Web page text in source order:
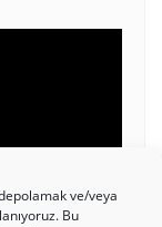
ve/veya
Bu